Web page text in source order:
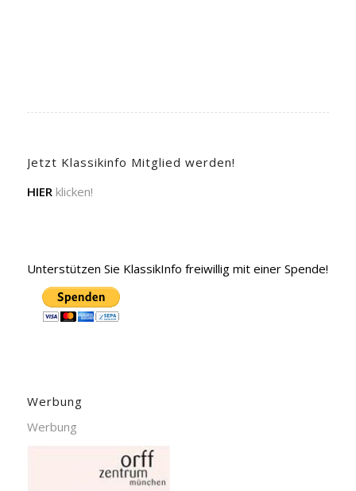
Jetzt Klassikinfo Mitglied werden!
HIER klicken!
Unterstützen Sie KlassikInfo freiwillig mit einer Spende!
Werbung
Werbung